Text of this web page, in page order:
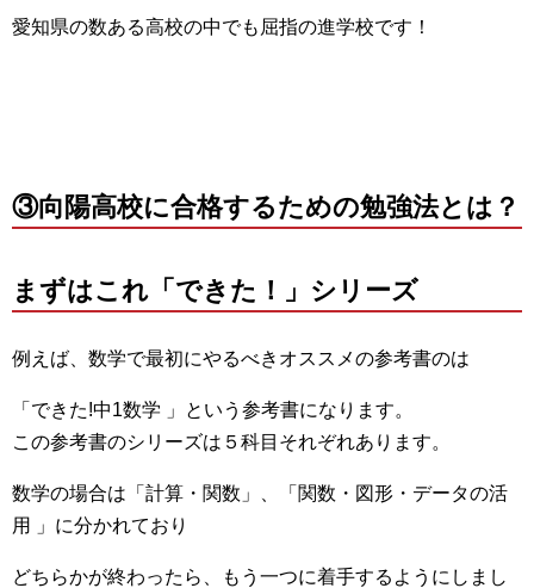
愛知県の数ある高校の中でも屈指の進学校です！
③向陽高校に合格するための勉強法とは？
まずはこれ 「できた！」 シリーズ
例えば、数学で最初にやるべきオススメの参考書のは
「 できた!中1数学 」という参考書になります。
この参考書のシリーズは５科目それぞれあります。
数学の場合は「計算・関数」、「 関数・図形・データの活
用
」に分かれており
どちらかが終わったら、もう一つに着手するようにしまし